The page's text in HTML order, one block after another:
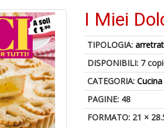
I Miei
TIPOLOGIA:
DISPONIBILI: 7
CATEGORIA:Cucina
PAGINE: 48
FORMATO: 21 ×